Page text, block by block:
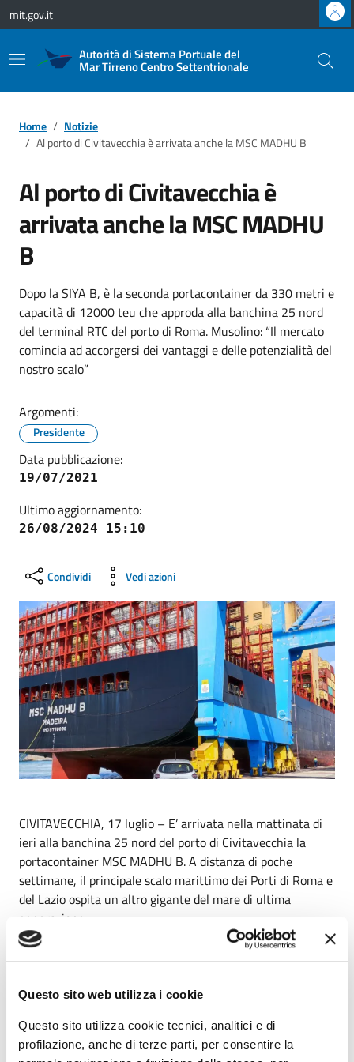
Questo sito web utilizza i cookie
Questo sito utilizza cookie tecnici, analitici e di
profilazione, anche di terze parti, per consentire la
Vai ai contenuti
Vai al footer
mit.gov.it
Autorità di Sistema Portuale del
Mar Tirreno Centro Settentrionale
Home
Notizie
Al porto di Civitavecchia è arrivata anche la MSC MADHU B
Al porto di Civitavecchia è
arrivata anche la MSC MADHU
B
Dopo la SIYA B, è la seconda portacontainer da 330 metri e
capacità di 12000 teu che approda alla banchina 25 nord
del terminal RTC del porto di Roma. Musolino: “Il mercato
comincia ad accorgersi dei vantaggi e delle potenzialità del
nostro scalo”
Argomenti:
Presidente
Data pubblicazione:
19/07/2021
Ultimo aggiornamento:
26/08/2024 15:10
Condividi Vedi azioni
CIVITAVECCHIA, 17 luglio – E’ arrivata nella mattinata di
ieri alla banchina 25 nord del porto di Civitavecchia la
portacontainer MSC MADHU B. A distanza di poche
settimane, il principale scalo marittimo dei Porti di Roma e
del Lazio ospita un altro gigante del mare di ultima
generazione.
Come la sorella MSC SIYA B, anche la MSC MADHU B,
12.000 TEUs ed è stata varata nel 2017. La nave, entrata
in porto grazie all’ausilio di tre potenti rimorchiatori e due
piloti, come previsto dall’ordinanza della Capitaneria di
Porto emanata il 5 luglio scorso, ha iniziato le operazioni